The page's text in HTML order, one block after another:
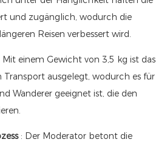
und zugänglich, wodurch die
Reisen verbessert wird.
Mit einem Gewicht von 3,5 kg ist das
Transport ausgelegt, wodurch es für
Wanderer geeignet ist, die den
: Der Moderator betont die